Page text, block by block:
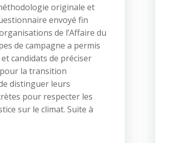
originale et
envoyé fin
de l’Affaire du
de campagne a permis
candidats de préciser
la transition
distinguer leurs
pour respecter les
sur le climat. Suite à